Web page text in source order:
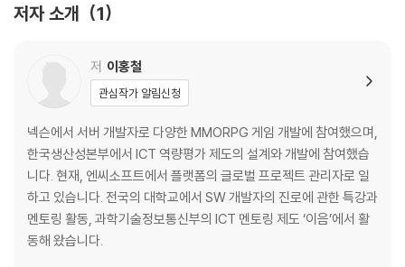
게임을 만드는 과정은 어떻게 되나요?
PC 게임과 모바일 게임은 개발 방향이 다른가요?
혼자서도 게임을 만들 수 있나요?
어떤 유형의 개발자를 좋아하세요?
게임 커뮤니티의 반응은 자주 확인하나요?
게임 개발 과정에선 협업이 중요할 것 같아요. 커뮤니케이션은 어떻게 이
루어지나요?
‘한국생산성본부’에서는 어떤 일을 하셨나요?
다시 게임 회사로 돌아온 이유는 무엇인가요?
IT의 최고 난도라는 ‘정보관리기술사’ 자격증을 취득하셨는데 어떤 장점이
저자 소개 1
저 이홍철
관심작가 알림신청
넥슨에서 서버 개발자로 다양한 MMORPG 게임 개발에 참여했으며,
한국생산성본부에서 ICT 역량평가 제도의 설계와 개발에 참여했습
니다. 현재, 엔씨소프트에서 플랫폼의 글로벌 프로젝트 관리자로 일
하고 있습니다. 전국의 대학교에서 SW 개발자의 진로에 관한 특강과
멘토링 활동, 과학기술정보통신부의 ICT 멘토링 제도 ‘이음’에서 활
동해 왔습니다.